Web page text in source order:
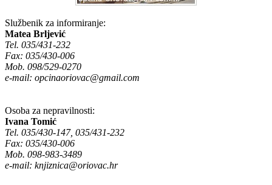
Službenik za informiranje:
Matea Brljević
Tel. 035/431-232
Fax: 035/430-006
Mob. 098/529-0270
e-mail: opcinaoriovac@gmail.com
Osoba za nepravilnosti:
Ivana Tomić
Tel. 035/430-147, 035/431-232
Fax: 035/430-006
Mob. 098-983-3489
e-mail: knjiznica@oriovac.hr